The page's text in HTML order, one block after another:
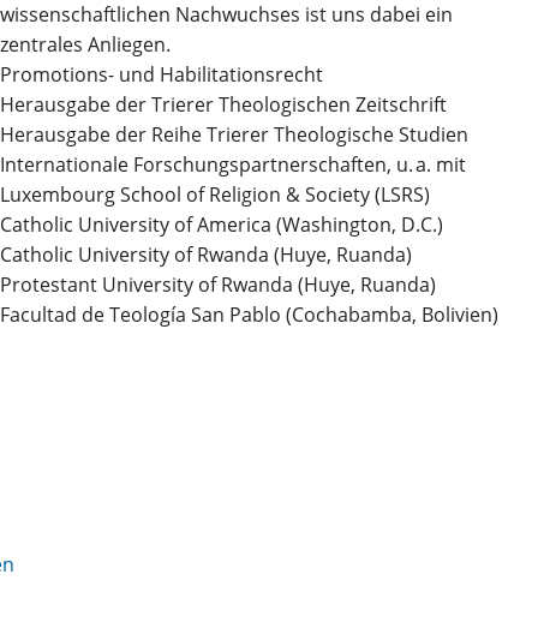
wissenschaftlichen Nachwuchses ist uns dabei ein
zentrales Anliegen.
Promotions- und Habilitationsrecht
Herausgabe der Trierer Theologischen Zeitschrift
Herausgabe der Reihe Trierer Theologische Studien
Internationale Forschungspartnerschaften, u. a. mit
Luxembourg School of Religion & Society (LSRS)
Catholic University of America (Washington, D.C.)
Catholic University of Rwanda (Huye, Ruanda)
Protestant University of Rwanda (Huye, Ruanda)
Facultad de Teología San Pablo (Cochabamba, Bolivien)